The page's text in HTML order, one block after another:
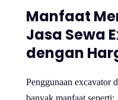
Manfaat
Jasa Sewa
dengan
Penggunaan excavator
banyak manfaat seperti: